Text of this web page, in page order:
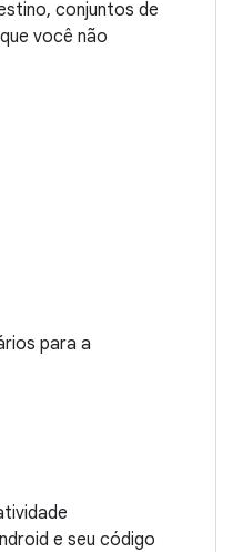
conjuntos de
você não
para a
e seu código